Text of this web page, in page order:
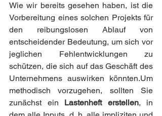
Wie wir bereits gesehen haben, ist die
Vorbereitung eines solchen Projekts für
den reibungslosen Ablauf von
entscheidender Bedeutung, um sich vor
jeglichen Fehlentwicklungen zu
schützen, die sich auf das Geschäft des
Unternehmens auswirken könnten.Um
methodisch vorzugehen, sollten Sie
zunächst ein Lastenheft erstellen, in